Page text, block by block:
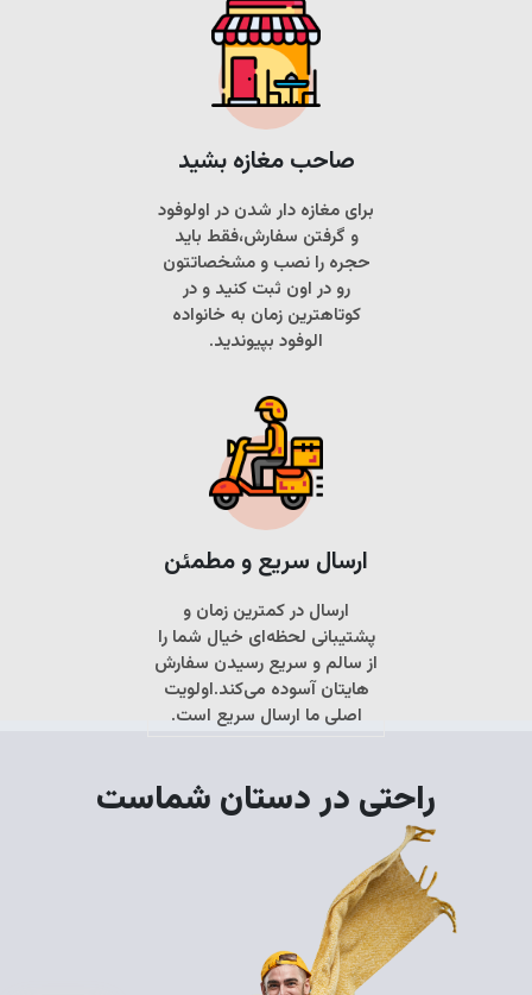
صاحب مغازه بشید
برای مغازه دار شدن در اولوفود
و گرفتن سفارش،فقط باید
حجره را نصب و مشخصاتتون
رو در اون ثبت کنید و در
کوتاهترین زمان به خانواده
الوفود بپیوندید.
ارسال سریع و مطمئن
ارسال در کمترین زمان و
پشتیبانی لحظه‌ای خیال شما را
از سالم و سریع رسیدن سفارش
هایتان آسوده می‌کند.اولویت
اصلی ما ارسال سریع است.
راحتی در دستان شماست